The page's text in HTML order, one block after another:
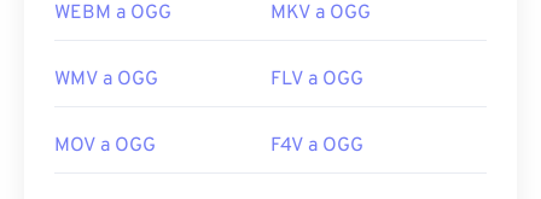
WEBM a OGG MKV a OGG
WMV a OGG FLV a OGG
MOV a OGG F4V a OGG